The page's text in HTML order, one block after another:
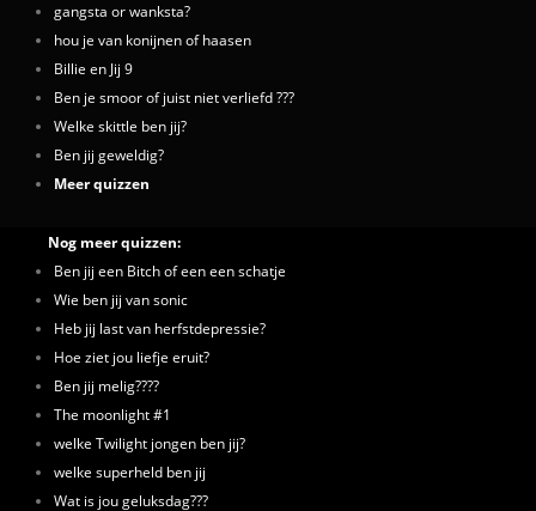
gangsta or wanksta?
hou je van konijnen of haasen
Billie en Jij 9
Ben je smoor of juist niet verliefd ???
Welke skittle ben jij?
Ben jij geweldig?
Meer quizzen
Nog meer quizzen:
Ben jij een Bitch of een een schatje
Wie ben jij van sonic
Heb jij last van herfstdepressie?
Hoe ziet jou liefje eruit?
Ben jij melig????
The moonlight #1
welke Twilight jongen ben jij?
welke superheld ben jij
Wat is jou geluksdag???